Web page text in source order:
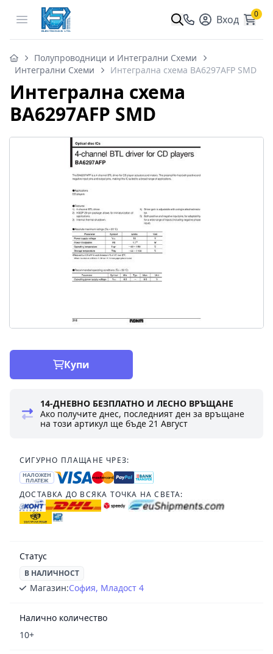
Open menu Вход 0
Полупроводници и Интегрални Схеми
Интегрални Схеми
Интегрална схема BA6297AFP SMD
Интегрална схема
BA6297AFP SMD
Купи
14-ДНЕВНО БЕЗПЛАТНО И ЛЕСНО ВРЪЩАНЕ
Ако получите днес, последният ден за връщане
на този артикул ще бъде21 Август
СИГУРНО ПЛАЩАНЕ ЧРЕЗ:
НАЛОЖЕН
ПЛАТЕЖ
ДОСТАВКА ДО ВСЯКА ТОЧКА НА СВЕТА:
Статус
В НАЛИЧНОСТ
Магазин:София, Младост 4
Налично количество
10+